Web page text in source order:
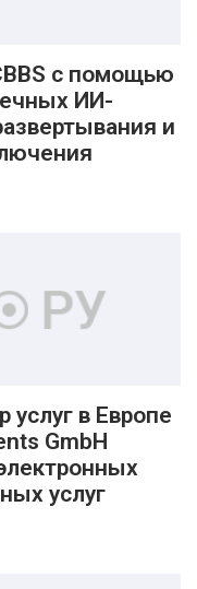
с помощью
ИИ-
и
услуг в Европе
GmbH
услуг